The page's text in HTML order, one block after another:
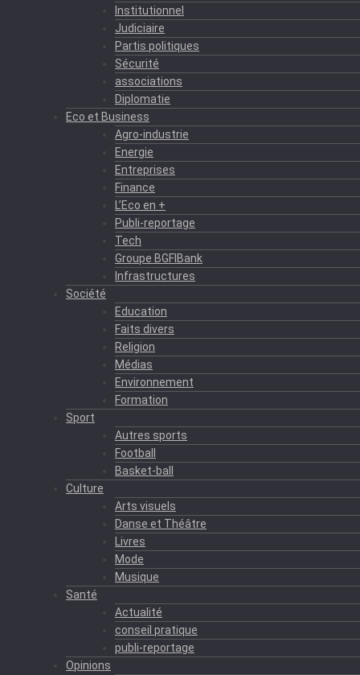
Institutionnel
Judiciaire
Partis politiques
Sécurité
associations
Diplomatie
Eco et Business
Agro-industrie
Energie
Entreprises
Finance
L’Eco en +
Publi-reportage
Tech
Groupe BGFIBank
Infrastructures
Société
Education
Faits divers
Religion
Médias
Environnement
Formation
Sport
Autres sports
Football
Basket-ball
Culture
Arts visuels
Danse et Théâtre
Livres
Mode
Musique
Santé
Actualité
conseil pratique
publi-reportage
Opinions